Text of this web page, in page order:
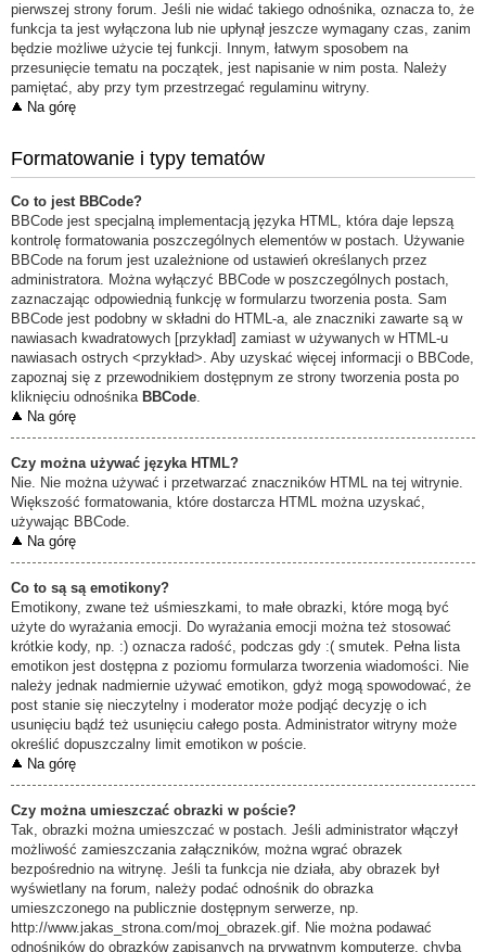
pierwszej strony forum. Jeśli nie widać takiego odnośnika, oznacza to, że
funkcja ta jest wyłączona lub nie upłynął jeszcze wymagany czas, zanim
będzie możliwe użycie tej funkcji. Innym, łatwym sposobem na
przesunięcie tematu na początek, jest napisanie w nim posta. Należy
pamiętać, aby przy tym przestrzegać regulaminu witryny.
Na górę
Formatowanie i typy tematów
Co to jest BBCode?
BBCode jest specjalną implementacją języka HTML, która daje lepszą
kontrolę formatowania poszczególnych elementów w postach. Używanie
BBCode na forum jest uzależnione od ustawień określanych przez
administratora. Można wyłączyć BBCode w poszczególnych postach,
zaznaczając odpowiednią funkcję w formularzu tworzenia posta. Sam
BBCode jest podobny w składni do HTML-a, ale znaczniki zawarte są w
nawiasach kwadratowych [przykład] zamiast w używanych w HTML-u
nawiasach ostrych <przykład>. Aby uzyskać więcej informacji o BBCode,
zapoznaj się z przewodnikiem dostępnym ze strony tworzenia posta po
kliknięciu odnośnika BBCode
Na górę
Czy można używać języka HTML?
Nie. Nie można używać i przetwarzać znaczników HTML na tej witrynie.
Większość formatowania, które dostarcza HTML można uzyskać,
używając BBCode.
Na górę
Co to są są emotikony?
Emotikony, zwane też uśmieszkami, to małe obrazki, które mogą być
użyte do wyrażania emocji. Do wyrażania emocji można też stosować
krótkie kody, np. :) oznacza radość, podczas gdy :( smutek. Pełna lista
emotikon jest dostępna z poziomu formularza tworzenia wiadomości. Nie
należy jednak nadmiernie używać emotikon, gdyż mogą spowodować, że
post stanie się nieczytelny i moderator może podjąć decyzję o ich
usunięciu bądź też usunięciu całego posta. Administrator witryny może
określić dopuszczalny limit emotikon w poście.
Na górę
Czy można umieszczać obrazki w poście?
Tak, obrazki można umieszczać w postach. Jeśli administrator włączył
możliwość zamieszczania załączników, można wgrać obrazek
bezpośrednio na witrynę. Jeśli ta funkcja nie działa, aby obrazek był
wyświetlany na forum, należy podać odnośnik do obrazka
umieszczonego na publicznie dostępnym serwerze, np.
http://www.jakas_strona.com/moj_obrazek.gif. Nie można podawać
odnośników do obrazków zapisanych na prywatnym komputerze, chyba